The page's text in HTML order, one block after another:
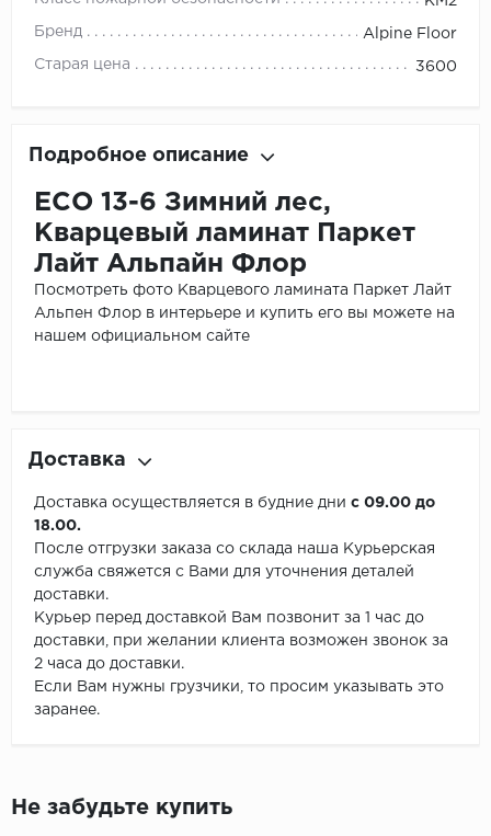
Бренд Alpine Floor
Старая цена 3600
Подробное описание
ЕСО 13-6 Зимний лес,
Кварцевый ламинат Паркет
Лайт Альпайн Флор
Посмотреть фото Кварцевого ламината Паркет Лайт
Альпен Флор в интерьере и купить его вы можете на
нашем официальном сайте
Доставка
Доставка осуществляется в будние дни с 09.00 до
18.00.
После отгрузки заказа со склада наша Курьерская
служба свяжется с Вами для уточнения деталей
доставки.
Курьер перед доставкой Вам позвонит за 1 час до
доставки, при желании клиента возможен звонок за
2 часа до доставки.
Если Вам нужны грузчики, то просим указывать это
заранее.
Не забудьте купить